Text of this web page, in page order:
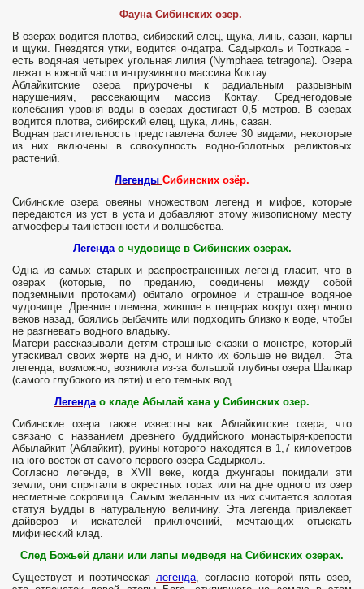
Фауна Сибинских озер.
В озерах водится плотва, сибирский елец, щука, линь, сазан, карпы
и щуки. Гнездятся утки, водится ондатра. Садырколь и Торткара -
есть водяная четырех угольная лилия (Nymphaea tetragona). Озера
лежат в южной части интрузивного массива Коктау.
Аблайкитские озера приурочены к радиальным разрывным
нарушениям, рассекающим массив Коктау. Среднегодовые
колебания уровня воды в озерах достигает 0,5 метров. В озерах
водится плотва, сибирский елец, щука, линь, сазан.
Водная растительность представлена более 30 видами, некоторые
из них включены в совокупность водно-болотных реликтовых
растений.
Легенды Сибинских озёр.
Сибинские озера овеяны множеством легенд и мифов, которые
передаются из уст в уста и добавляют этому живописному месту
атмосферы таинственности и волшебства.
Легендао чудовище в Сибинских озерах.
Одна из самых старых и распространенных легенд гласит, что в
озерах (которые, по преданию, соединены между собой
подземными протоками) обитало огромное и страшное водяное
чудовище. Древние племена, жившие в пещерах вокруг озер много
веков назад, боялись рыбачить или подходить близко к воде, чтобы
не разгневать водного владыку.
Матери рассказывали детям страшные сказки о монстре, который
утаскивал своих жертв на дно, и никто их больше не видел. Эта
легенда, возможно, возникла из-за большой глубины озера Шалкар
(самого глубокого из пяти) и его темных вод.
Легендао кладе Абылай хана у Сибинских озер.
Сибинские озера также известны как Аблайкитские озера, что
связано с названием древнего буддийского монастыря-крепости
Абылайкит (Аблайкит), руины которого находятся в 1,7 километров
на юго-восток от самого первого озера Садырколь.
Согласно легенде, в XVII веке, когда джунгары покидали эти
земли, они спрятали в окрестных горах или на дне одного из озер
несметные сокровища. Самым желанным из них считается золотая
статуя Будды в натуральную величину. Эта легенда привлекает
дайверов и искателей приключений, мечтающих отыскать
мифический клад.
След Божьей длани или лапы медведя на Сибинских озерах.
Существует и поэтическая легенда, согласно которой пять озер,